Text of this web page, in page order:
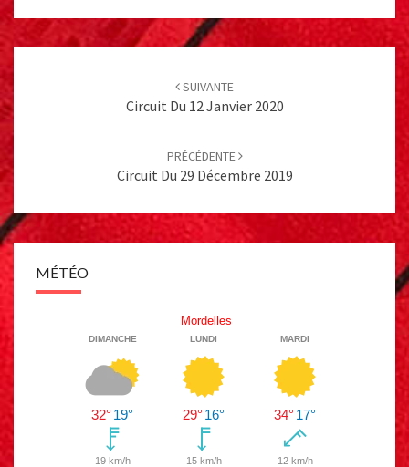
SUIVANTE
Circuit Du 12 Janvier 2020
PRÉCÉDENTE
Circuit Du 29 Décembre 2019
MÉTÉO